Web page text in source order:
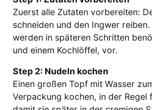
Zuerst alle Zutaten vorbereiten:
schneiden und den Ingwer
werden in späteren Schritten
und einem Kochlöffel, vor.
Step 2: Nudeln kochen
Einen großen Topf mit Wasser
Verpackung kochen, in der Regel